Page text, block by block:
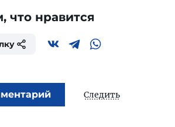
что нравится
Следить